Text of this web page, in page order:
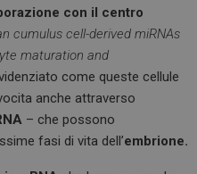
con il centro
cumulus cell-derived miRNAs
maturation and
come queste cellule
anche attraverso
– che possono
fasi di vita dell’embrione.